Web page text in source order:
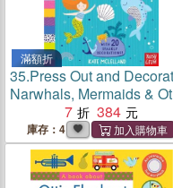
滿額折
35.Press Out and
Narwhals, Mermaids &
Seaside Stuff
7 384
庫存：4